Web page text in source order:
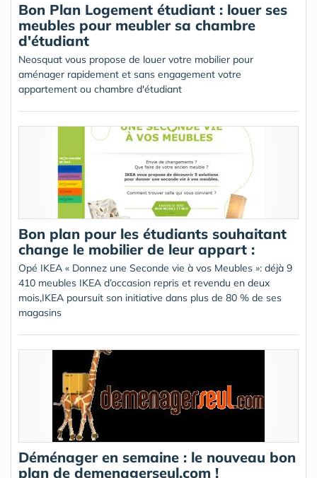
Bon Plan Logement étudiant : louer ses
meubles pour meubler sa chambre
d'étudiant
Neosquat vous propose de louer votre mobilier pour
aménager rapidement et sans engagement votre
appartement ou chambre d'étudiant
Bon plan pour les étudiants souhaitant
change le mobilier de leur appart :
Opé IKEA « Donnez une Seconde vie à vos Meubles »: déjà 9
410 meubles IKEA d’occasion repris et revendu en deux
mois,IKEA poursuit son initiative dans plus de 80 % de ses
magasins
Déménager en semaine : le nouveau bon
plan de demenagerseul.com !